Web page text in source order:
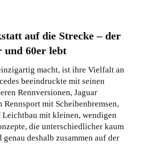
auf die Strecke – der
und 60er lebt
macht, ist ihre Vielfalt an
beeindruckte mit seinen
Rennversionen, Jaguar
mit Scheibenbremsen,
Leichtbau mit kleinen, wendigen
die unterschiedlicher kaum
deshalb zusammen auf der